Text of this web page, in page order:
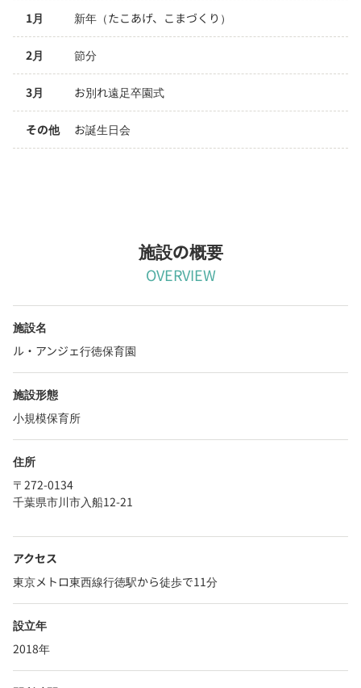
1月 新年（たこあげ、こまづくり）
2月 節分
3月 お別れ遠足卒園式
その他 お誕生日会
施設の概要
OVERVIEW
施設名
ル・アンジェ行徳保育園
施設形態
小規模保育所
住所
〒272-0134
千葉県市川市入船12-21
アクセス
東京メトロ東西線行徳駅から徒歩で11分
設立年
2018年